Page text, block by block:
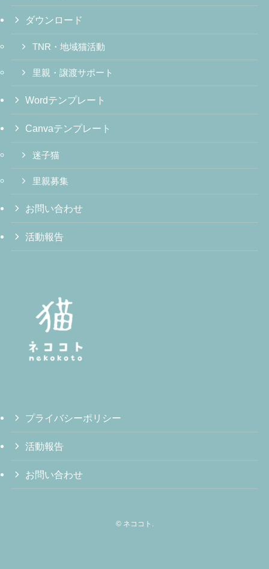
ダウンロード
TNR・地域猫活動
里親・譲渡サポート
Wordテンプレート
Canvaテンプレート
迷子猫
里親募集
お問い合わせ
活動報告
プライバシーポリシー
活動報告
お問い合わせ
©ネココト.